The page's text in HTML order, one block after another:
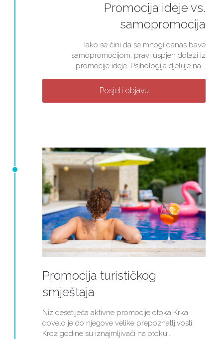
Promocija ideje vs.
samopromocija
Iako se čini da se mnogi danas bave
samopromocijom, pravi uspjeh dolazi iz
promocije ideje. Psihologija djeluje na...
Posjeti objavu
Promocija turističkog
smještaja
Niz desetljeća aktivne promocije otoka Krka
dovelo je do njegove velike prepoznatljivosti.
Kroz godine su iznajmljivači na otoku...